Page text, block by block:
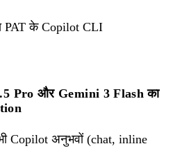
PAT के Copilot CLI
Pro और Gemini 3 Flash का
Copilot अनुभवों (chat, inline